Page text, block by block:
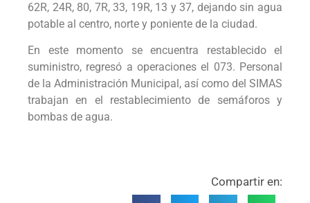
62R, 24R, 80, 7R, 33, 19R, 13 y 37, dejando sin agua
potable al centro, norte y poniente de la ciudad.
En este momento se encuentra restablecido el
suministro, regresó a operaciones el 073. Personal
de la Administración Municipal, así como del SIMAS
trabajan en el restablecimiento de semáforos y
bombas de agua.
Compartir en: